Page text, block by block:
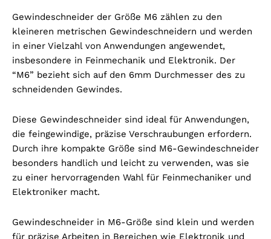
Gewindeschneider der Größe M6 zählen zu den
kleineren metrischen Gewindeschneidern und werden
in einer Vielzahl von Anwendungen angewendet,
insbesondere in Feinmechanik und Elektronik. Der
“M6” bezieht sich auf den 6mm Durchmesser des zu
schneidenden Gewindes.
Diese Gewindeschneider sind ideal für Anwendungen,
die feingewindige, präzise Verschraubungen erfordern.
Durch ihre kompakte Größe sind M6-Gewindeschneider
besonders handlich und leicht zu verwenden, was sie
zu einer hervorragenden Wahl für Feinmechaniker und
Elektroniker macht.
Gewindeschneider in M6-Größe sind klein und werden
für präzise Arbeiten in Bereichen wie Elektronik und